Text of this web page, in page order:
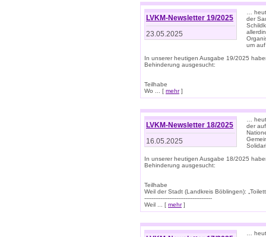
LVKM-Newsletter 19/2025
23.05.2025
…
der
um
In unserer heutigen Ausgabe 19/2025
Behinderung ausgesucht:
Teilhabe
Wo ... [ mehr]
LVKM-Newsletter 18/2025
16.05.2025
…
der
In unserer heutigen Ausgabe 18/2025
Behinderung ausgesucht:
Teilhabe
Weil der Stadt (Landkreis Böblingen):
--------------------------------------
Weil ... [ mehr]
…